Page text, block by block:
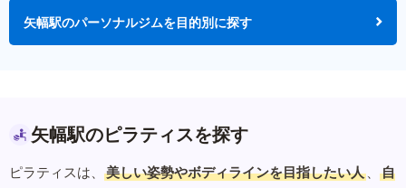
矢幅駅のパーソナルジムを目的別に探す
矢幅駅のピラティスを探す
ピラティスは、 美しい姿勢やボディラインを目指したい人 、
自